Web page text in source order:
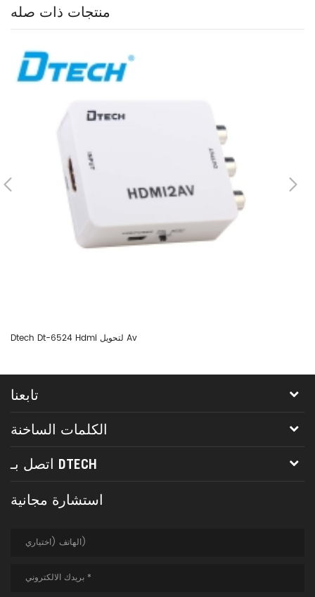
منتجات ذات صله
Dtech Dt-6524 Hdmi لتحويل Av
تابعنا
الكلمات الساخنة
اتصل بـ DTECH
استشارة مجانية